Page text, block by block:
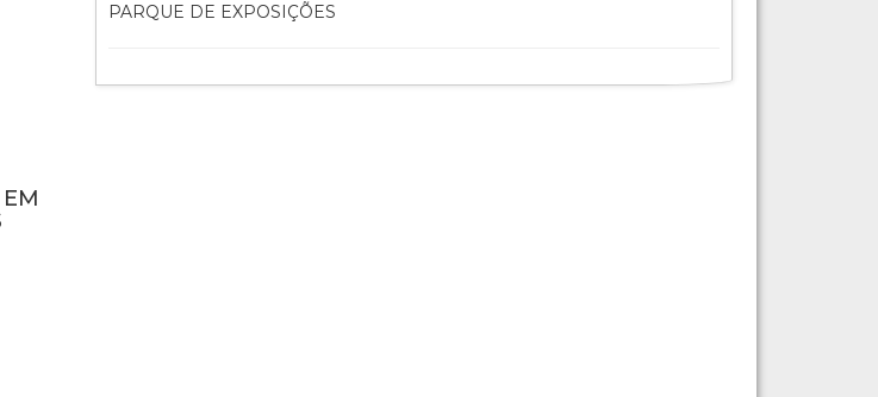
PARQUE DE EXPOSIÇÕES